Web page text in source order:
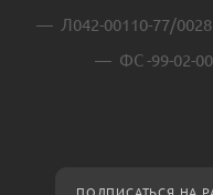
Л042-00110-77/
ФС -99-02-